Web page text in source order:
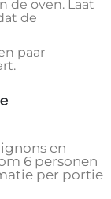
de oven. Laat
de
paar
en
6 personen
per portie